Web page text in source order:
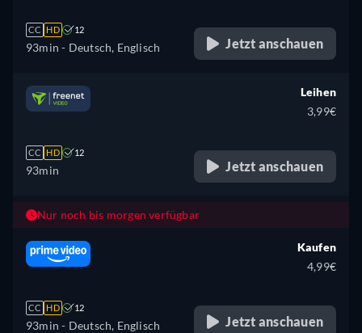
CC HD 12
93min - Deutsch, Englisch Jetzt anschauen
CC HD 12
93min
Leihen
3,99€
Jetzt anschauen
Nur noch bis morgen verfügbar
CC HD 12
93min - Deutsch, Englisch
Kaufen
4,99€
Jetzt anschauen